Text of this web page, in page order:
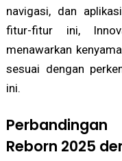
navigasi, dan
fitur-fitur ini,
menawarkan
sesuai dengan
ini.
Reborn 2025